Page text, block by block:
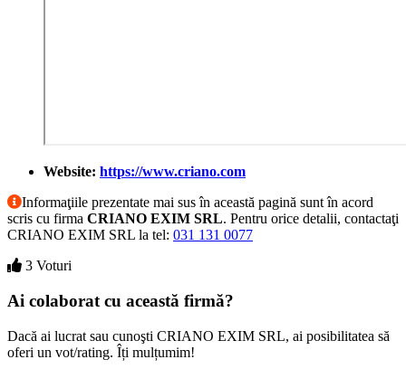
Website: https://www.criano.com
Informaţiile prezentate mai sus în această pagină sunt în acord
scris cu firma CRIANO EXIM SRL. Pentru orice detalii, contactaţi
CRIANO EXIM SRL la tel: 031 131 0077
3 Voturi
Ai colaborat cu această firmă?
Dacă ai lucrat sau cunoşti CRIANO EXIM SRL, ai posibilitatea să
oferi un vot/rating. Îți mulțumim!